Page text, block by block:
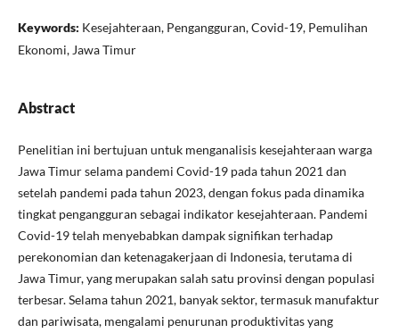
Keywords: Kesejahteraan, Pengangguran, Covid-19, Pemulihan
Ekonomi, Jawa Timur
Abstract
Penelitian ini bertujuan untuk menganalisis kesejahteraan warga
Jawa Timur selama pandemi Covid-19 pada tahun 2021 dan
setelah pandemi pada tahun 2023, dengan fokus pada dinamika
tingkat pengangguran sebagai indikator kesejahteraan. Pandemi
Covid-19 telah menyebabkan dampak signifikan terhadap
perekonomian dan ketenagakerjaan di Indonesia, terutama di
Jawa Timur, yang merupakan salah satu provinsi dengan populasi
terbesar. Selama tahun 2021, banyak sektor, termasuk manufaktur
dan pariwisata, mengalami penurunan produktivitas yang